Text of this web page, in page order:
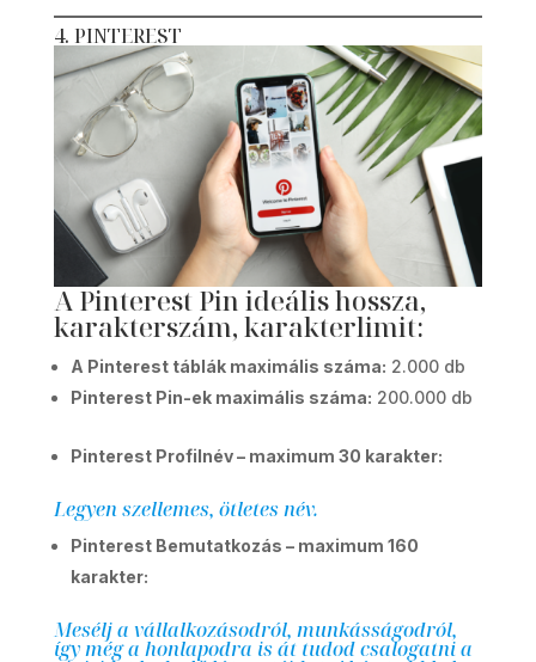
4. PINTEREST
A Pinterest Pin ideális hossza,
karakterszám, karakterlimit:
A Pinterest táblák maximális száma: 2.000 db
Pinterest Pin-ek maximális száma: 200.000 db
Pinterest Profilnév – maximum 30 karakter:
Legyen szellemes, ötletes név.
Pinterest Bemutatkozás – maximum 160
karakter:
Mesélj a vállalkozásodról, munkásságodról,
így még a honlapodra is át tudod csalogatni a